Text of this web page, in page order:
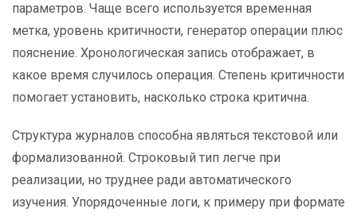
параметров. Чаще всего используется временная
метка, уровень критичности, генератор операции плюс
пояснение. Хронологическая запись отображает, в
какое время случилось операция. Степень критичности
помогает установить, насколько строка критична.
Структура журналов способна являться текстовой или
формализованной. Строковый тип легче при
реализации, но труднее ради автоматического
изучения. Упорядоченные логи, к примеру при формате